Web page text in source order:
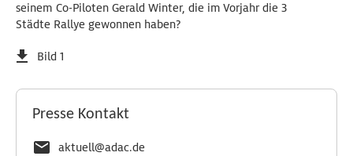
seinem Co-Piloten Gerald Winter, die im Vorjahr die 3
Städte Rallye gewonnen haben?
Bild 1
Presse Kontakt
aktuell@adac.de